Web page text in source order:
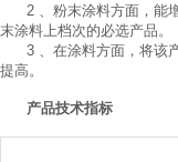
2 、粉末涂料方面，能
末涂料上档次的必选产品。
3 、在涂料方面，将该
提高。
产品技术指标